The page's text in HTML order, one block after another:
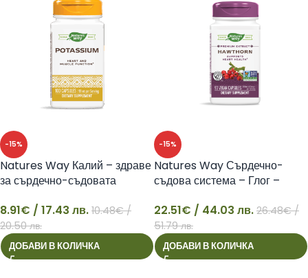
-15%
8
Natures Way Калий – здраве
за сърдечно-съдовата
100 капсули
8.91€ / 17.43 лв. 10.48€/
20.50 лв.
ДОБАВИ В КОЛИЧКА
-15%
22
Natures Way Сърдечно-
съдова система – Глог –
22.51€ / 44.03 лв. 26.48€/
51.79 лв.
ДОБАВИ В КОЛИЧКА